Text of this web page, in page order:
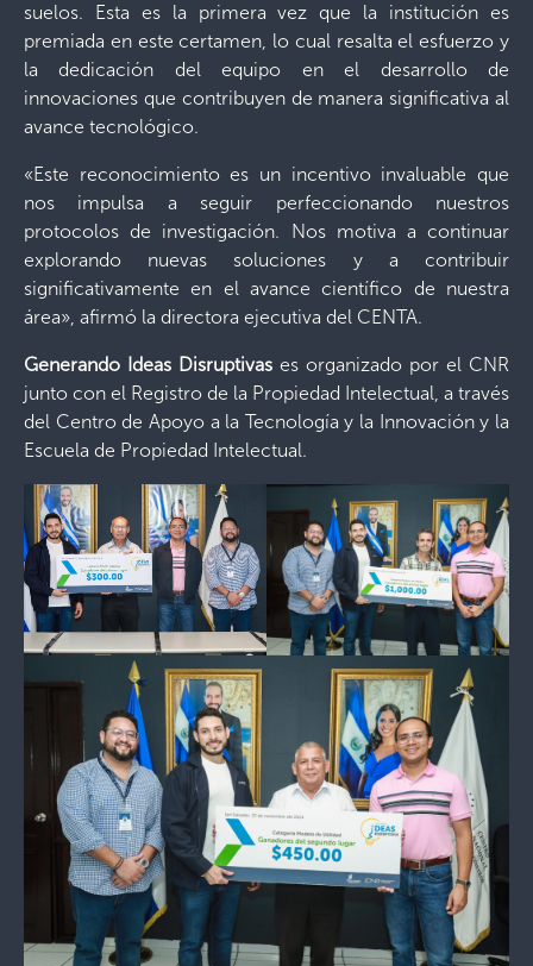
suelos. Esta es la primera vez que la institución es
premiada en este certamen, lo cual resalta el esfuerzo y
la dedicación del equipo en el desarrollo de
innovaciones que contribuyen de manera significativa al
avance tecnológico.
«Este reconocimiento es un incentivo invaluable que
nos impulsa a seguir perfeccionando nuestros
protocolos de investigación. Nos motiva a continuar
explorando nuevas soluciones y a contribuir
significativamente en el avance científico de nuestra
área», afirmó la directora ejecutiva del CENTA.
Generando Ideas Disruptivas es organizado por el CNR
junto con el Registro de la Propiedad Intelectual, a través
del Centro de Apoyo a la Tecnología y la Innovación y la
Escuela de Propiedad Intelectual.